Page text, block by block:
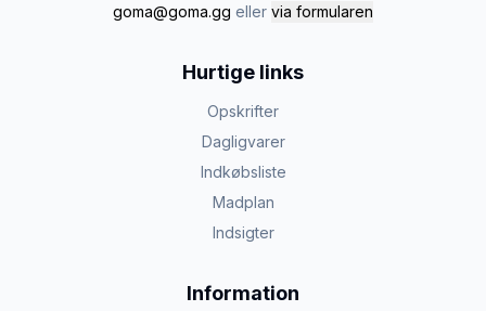
goma@goma.gg eller via formularen
Hurtige links
Opskrifter
Dagligvarer
Indkøbsliste
Madplan
Indsigter
Information